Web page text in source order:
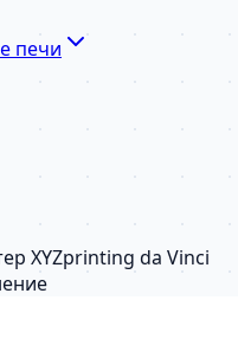
печи
XYZprinting da Vinci